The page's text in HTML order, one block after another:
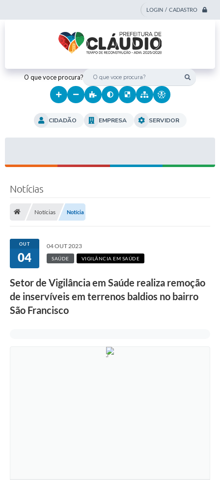
LOGIN / CADASTRO
O que voce procura?
CIDADÃO EMPRESA SERVIDOR
Notícias
Notícias Notícia
OUT
04
04 OUT 2023
SAÚDE VIGILÂNCIA EM SAÚDE
Setor de Vigilância em Saúde realiza remoção
de inservíveis em terrenos baldios no bairro
São Francisco